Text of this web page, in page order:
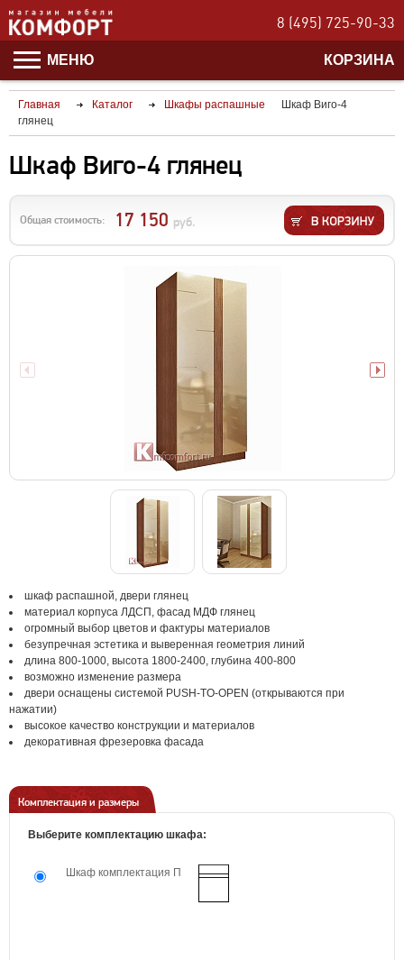
8 (495) 725-90-33
МЕНЮ КОРЗИНА
Главная Каталог Шкафы распашные
Шкаф Виго-4
глянец
Шкаф Виго-4 глянец
Общая стоимость: 17 150 руб.
шкаф распашной, двери глянец
материал корпуса ЛДСП, фасад МДФ глянец
огромный выбор цветов и фактуры материалов
безупречная эстетика и выверенная геометрия линий
длина 800-1000, высота 1800-2400, глубина 400-800
возможно изменение размера
двери оснащены системой PUSH-TO-OPEN (открываются при
нажатии)
высокое качество конструкции и материалов
декоративная фрезеровка фасада
Комплектация и размеры
Выберите комплектацию шкафа:
Шкаф комплектация П